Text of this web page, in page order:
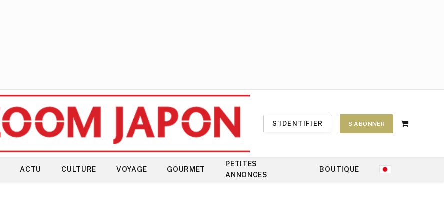
S'IDENTIFIER S'ABONNER
Shopping
ACTU CULTURE VOYAGE GOURMET
PETITES
ANNONCES
BOUTIQUE